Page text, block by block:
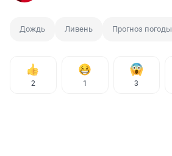
Дождь Ливень Прогноз погоды
2 1 3